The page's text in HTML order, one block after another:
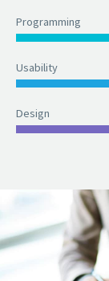
Programming
Usability
Design